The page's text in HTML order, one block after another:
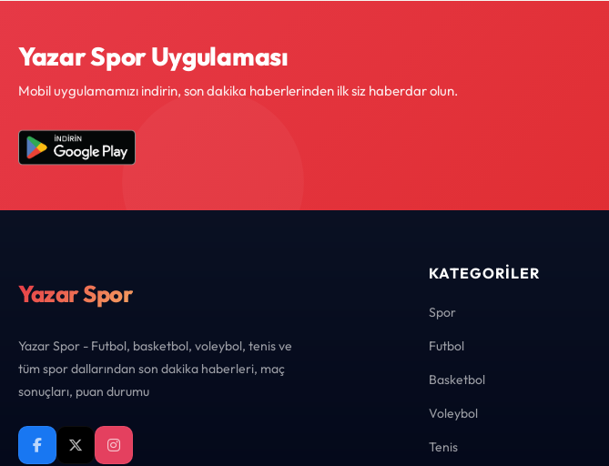
Yazar Spor Uygulaması
Mobil uygulamamızı indirin, son dakika haberlerinden ilk siz haberdar olun.
Yazar Spor
Yazar Spor - Futbol, basketbol, voleybol, tenis ve
tüm spor dallarından son dakika haberleri, maç
sonuçları, puan durumu
KATEGORILER
Spor
Futbol
Basketbol
Voleybol
Tenis